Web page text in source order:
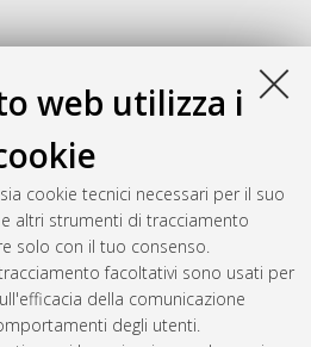
web utilizza i
cookie tecnici necessari per il suo
altri strumenti di tracciamento
solo con il tuo consenso.
facoltativi sono usati per
della comunicazione
degli utenti.
Materiali polimerici compositi
elettrica.[Laurea magistrale],
di Studio in Ingegneria energetica
ilSun Aug 9 01:12:14 2026